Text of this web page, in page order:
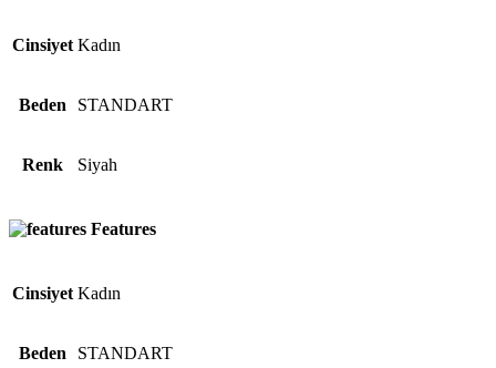
Cinsiyet Kadın
Beden STANDART
Renk Siyah
Features
Cinsiyet Kadın
Beden STANDART